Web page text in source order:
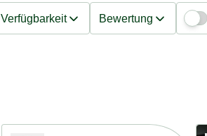
Verfügbarkeit Bewertung